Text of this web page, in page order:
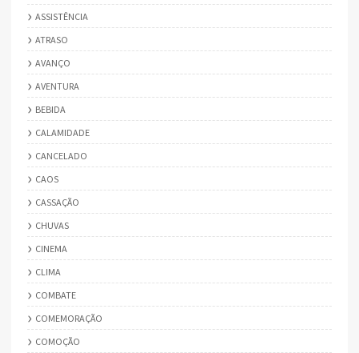
ASSISTÊNCIA
ATRASO
AVANÇO
AVENTURA
BEBIDA
CALAMIDADE
CANCELADO
CAOS
CASSAÇÃO
CHUVAS
CINEMA
CLIMA
COMBATE
COMEMORAÇÃO
COMOÇÃO